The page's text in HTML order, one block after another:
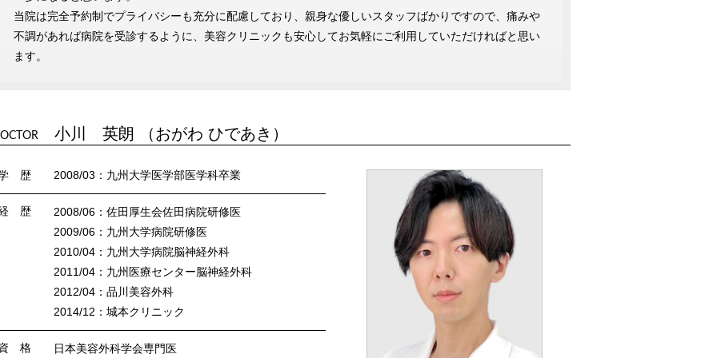
当院は完全予約制でプライバシーも充分に配慮しており、親身な優しいスタッフばかりですので、痛みや
不調があれば病院を受診するように、美容クリニックも安心してお気軽にご利用していただければと思い
ます。
小川 英朗 （おがわ ひであき）
歴 2008/03：九州大学医学部医学科卒業
歴
2008/06：佐田厚生会佐田病院研修医
2009/06：九州大学病院研修医
2010/04：九州大学病院脳神経外科
2011/04：九州医療センター脳神経外科
2012/04：品川美容外科
2014/12：城本クリニック
格 日本美容外科学会専門医